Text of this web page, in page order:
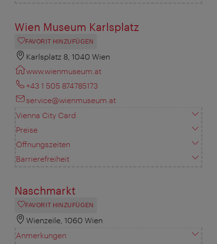
Wien Museum Karlsplatz
FAVORIT HINZUFÜGEN
Karlsplatz 8, 1040 Wien
www.wienmuseum.at
+43 1 505 874785173
service@wienmuseum.at
Vienna City Card
Preise
Öffnungszeiten
Barrierefreiheit
Naschmarkt
FAVORIT HINZUFÜGEN
Wienzeile, 1060 Wien
Anmerkungen